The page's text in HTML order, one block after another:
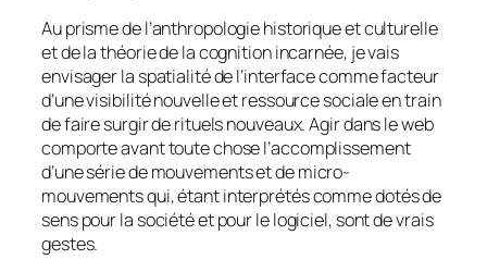
Au prisme de l’anthropologie historique et culturelle
et de la théorie de la cognition incarnée, je vais
envisager la spatialité de l’interface comme facteur
d’une visibilité nouvelle et ressource sociale en train
de faire surgir de rituels nouveaux. Agir dans le web
comporte avant toute chose l’accomplissement
d’une série de mouvements et de micro-
mouvements qui, étant interprétés comme dotés de
sens pour la société et pour le logiciel, sont de vrais
gestes.